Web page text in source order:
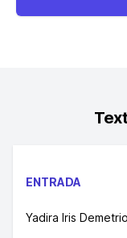
ENTRADA
Yadira Iris